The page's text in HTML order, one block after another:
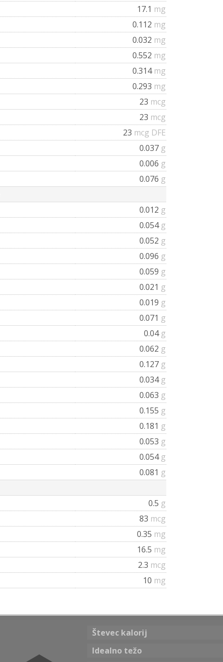
17.1 mg
0.112 mg
0.032 mg
0.552 mg
0.314 mg
0.293 mg
23 mcg
23 mcg
23 mcg DFE
0.037 g
0.006 g
0.076 g
0.012 g
0.054 g
0.052 g
0.096 g
0.059 g
0.021 g
0.019 g
0.071 g
0.04 g
0.062 g
0.127 g
0.034 g
0.063 g
0.155 g
0.181 g
0.053 g
0.054 g
0.081 g
0.5 g
83 mcg
0.35 mg
16.5 mg
2.3 mcg
10 mg
Števec kalorij
Idealno težo